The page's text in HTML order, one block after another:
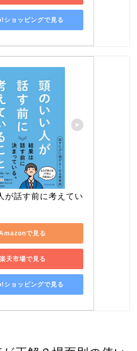
ショッピングで見る
が話す前に考えてい
で見る
楽天市場で見る
ショッピングで見る